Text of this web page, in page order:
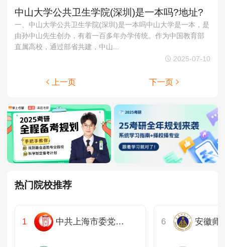
中山大学公共卫生学院(深圳)是一本吗?地址?
一、中山大学公共卫生学院(深圳)是一本吗中山大学是一本，是
由孙中山先生创办，有着一百多年办学传统。作为中国教育部
直属高校，通过部省共建，中山...
2025-07-10
上一页 下一页
热门院校推荐
中共上海市委党校公共管理教研部 安徽师